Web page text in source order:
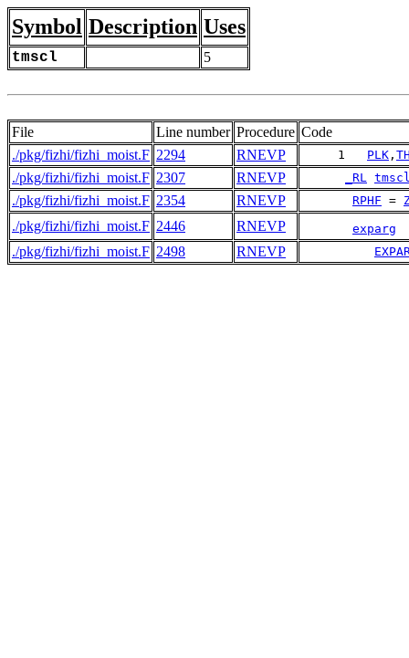
Symbol Description Uses
tmscl 5
File Line number Procedure Code
./pkg/fizhi/fizhi_moist.F 2294 RNEVP
     1
PLK ,
./pkg/fizhi/fizhi_moist.F 2307 RNEVP _RL
./pkg/fizhi/fizhi_moist.F 2354 RNEVP RPHF =
./pkg/fizhi/fizhi_moist.F 2446 RNEVP exparg
./pkg/fizhi/fizhi_moist.F 2498 RNEVP